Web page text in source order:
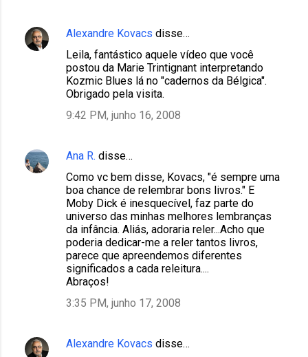
Alexandre Kovacs disse…
Leila, fantástico aquele vídeo que você
postou da Marie Trintignant interpretando
Kozmic Blues lá no "cadernos da Bélgica".
Obrigado pela visita.
9:42 PM, junho 16, 2008
Ana R. disse…
Como vc bem disse, Kovacs, "é sempre uma
boa chance de relembrar bons livros." E
Moby Dick é inesquecível, faz parte do
universo das minhas melhores lembranças
da infância. Aliás, adoraria reler...Acho que
poderia dedicar-me a reler tantos livros,
parece que apreendemos diferentes
significados a cada releitura....
Abraços!
3:35 PM, junho 17, 2008
Alexandre Kovacs disse…